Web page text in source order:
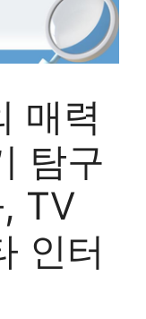
매력
탐구
, TV
인터